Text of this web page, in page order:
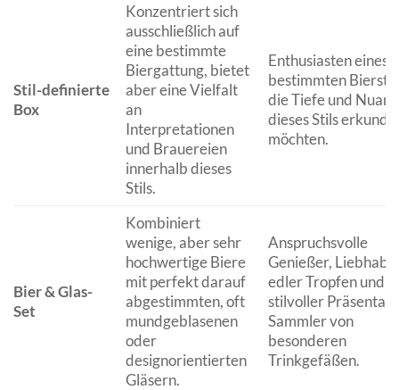
Stil-definierte
Box
Konzentriert sich
ausschließlich auf
eine bestimmte
Biergattung, bietet
aber eine Vielfalt
an
Interpretationen
und Brauereien
innerhalb dieses
Stils.
Enthusiasten eines
bestimmten
die Tiefe und
dieses Stils
möchten.
Bier & Glas-
Set
Kombiniert
wenige, aber sehr
hochwertige Biere
mit perfekt darauf
abgestimmten, oft
mundgeblasenen
oder
designorientierten
Gläsern.
Anspruchsvolle
Genießer,
edler Tropfen und
stilvoller
Sammler von
besonderen
Trinkgefäßen.